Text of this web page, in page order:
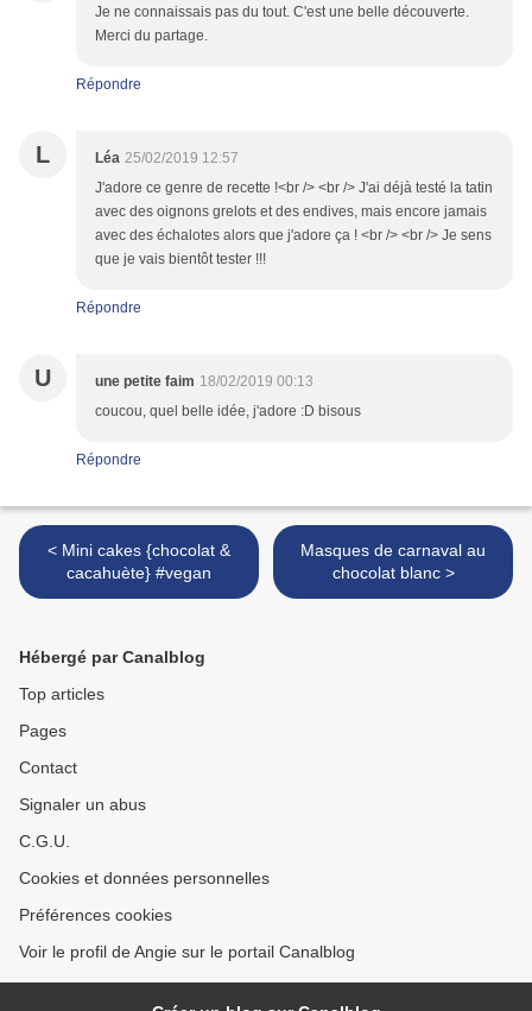
Je ne connaissais pas du tout. C'est une belle découverte.
Merci du partage.
Répondre
L Léa 25/02/2019 12:57
J'adore ce genre de recette !<br /> <br /> J'ai déjà testé la tatin
avec des oignons grelots et des endives, mais encore jamais
avec des échalotes alors que j'adore ça ! <br /> <br /> Je sens
que je vais bientôt tester !!!
Répondre
U une petite faim 18/02/2019 00:13
coucou, quel belle idée, j'adore :D bisous
Répondre
< Mini cakes {chocolat &
cacahuète} #vegan
Masques de carnaval au
chocolat blanc >
Hébergé par Canalblog
Top articles
Pages
Contact
Signaler un abus
C.G.U.
Cookies et données personnelles
Préférences cookies
Voir le profil de Angie sur le portail Canalblog